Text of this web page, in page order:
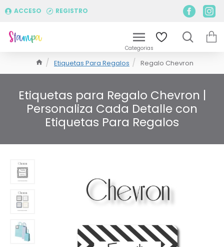
ACCESO REGISTRO
Etiquetas Para Regalos Regalo Chevron
Etiquetas para Regalo Chevron |
Personaliza Cada Detalle con
Etiquetas Para Regalos